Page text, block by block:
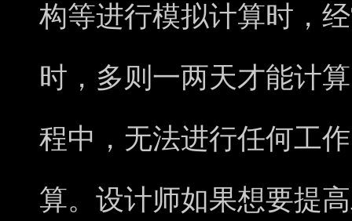
构等进行模拟计算时，
时，多则一两天才能计
程中，无法进行任何工
算。设计师如果想要提